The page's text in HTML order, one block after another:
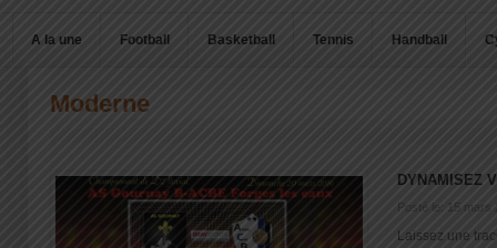
A la une Football Basketball Tennis Handball
Moderne
DYNAMISEZ
Posté le: 15 mars
Laissez une